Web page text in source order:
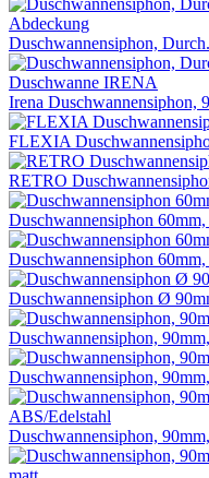
Duschwannensiphon,
Irena Duschwannensiphon,
FLEXIA
RETRO
Duschwannensiphon
Duschwannensiphon
Duschwannensiphon Ø
Duschwannensiphon,
Duschwannensiphon,
Duschwannensiphon,